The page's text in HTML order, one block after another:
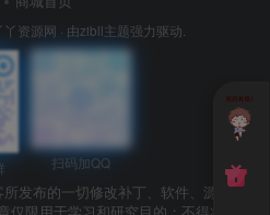
丫资源网 · 由zibll主题强力驱动.
扫码加QQ
发布的一切修改补丁、软件、源码、游